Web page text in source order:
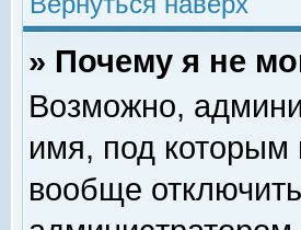
» Почему я не
Возможно,
имя, под которым
вообще